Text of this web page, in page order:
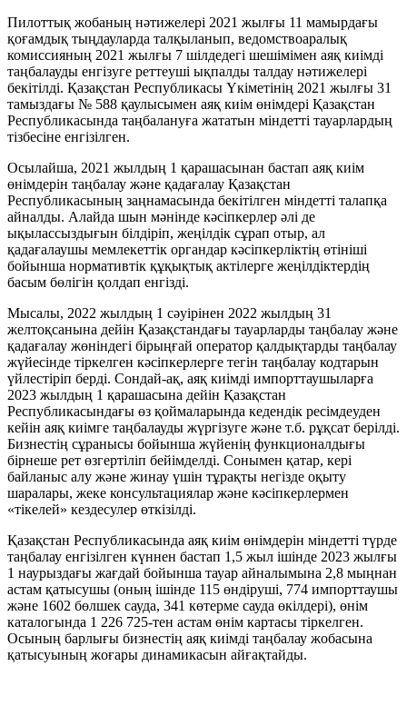
Пилоттық жобаның нәтижелері 2021 жылғы 11 мамырдағы
қоғамдық тыңдауларда талқыланып, ведомствоаралық
комиссияның 2021 жылғы 7 шілдедегі шешімімен аяқ киімді
таңбалауды енгізуге реттеуші ықпалды талдау нәтижелері
бекітілді. Қазақстан Республикасы Үкіметінің 2021 жылғы 31
тамыздағы № 588 қаулысымен аяқ киім өнімдері Қазақстан
Республикасында таңбалануға жататын міндетті тауарлардың
тізбесіне енгізілген.
Осылайша, 2021 жылдың 1 қарашасынан бастап аяқ киім
өнімдерін таңбалау және қадағалау Қазақстан
Республикасының заңнамасында бекітілген міндетті талапқа
айналды. Алайда шын мәнінде кәсіпкерлер әлі де
ықылассыздығын білдіріп, жеңілдік сұрап отыр, ал
қадағалаушы мемлекеттік органдар кәсіпкерліктің өтініші
бойынша нормативтік құқықтық актілерге жеңілдіктердің
басым бөлігін қолдап енгізді.
Мысалы, 2022 жылдың 1 сәуірінен 2022 жылдың 31
желтоқсанына дейін Қазақстандағы тауарларды таңбалау және
қадағалау жөніндегі бірыңғай оператор қалдықтарды таңбалау
жүйесінде тіркелген кәсіпкерлерге тегін таңбалау кодтарын
үйлестіріп берді. Сондай-ақ, аяқ киімді импорттаушыларға
2023 жылдың 1 қарашасына дейін Қазақстан
Республикасындағы өз қоймаларында кедендік ресімдеуден
кейін аяқ киімге таңбалауды жүргізуге және т.б. рұқсат берілді.
Бизнестің сұранысы бойынша жүйенің функционалдығы
бірнеше рет өзгертіліп бейімделді. Сонымен қатар, кері
байланыс алу және жинау үшін тұрақты негізде оқыту
шаралары, жеке консультациялар және кәсіпкерлермен
«тікелей» кездесулер өткізілді.
Қазақстан Республикасында аяқ киім өнімдерін міндетті түрде
таңбалау енгізілген күннен бастап 1,5 жыл ішінде 2023 жылғы
1 наурыздағы жағдай бойынша тауар айналымына 2,8 мыңнан
астам қатысушы (оның ішінде 115 өндіруші, 774 импорттаушы
және 1602 бөлшек сауда, 341 көтерме сауда өкілдері), өнім
каталогында 1 226 725-тен астам өнім картасы тіркелген.
Осының барлығы бизнестің аяқ киімді таңбалау жобасына
қатысуының жоғары динамикасын айғақтайды.